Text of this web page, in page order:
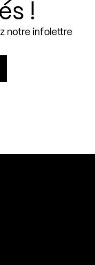
!
notre infolettre